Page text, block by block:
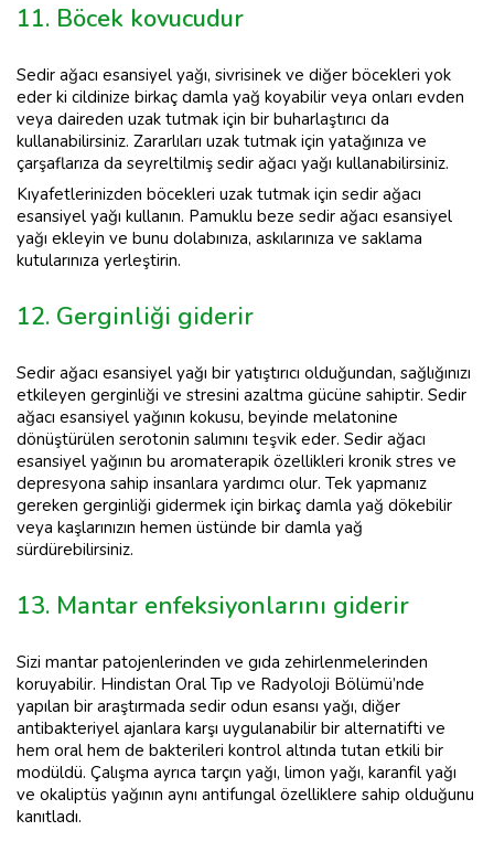
11. Böcek kovucudur
Sedir ağacı esansiyel yağı, sivrisinek ve diğer böcekleri yok
eder ki cildinize birkaç damla yağ koyabilir veya onları evden
veya daireden uzak tutmak için bir buharlaştırıcı da
kullanabilirsiniz. Zararlıları uzak tutmak için yatağınıza ve
çarşaflarıza da seyreltilmiş sedir ağacı yağı kullanabilirsiniz.
Kıyafetlerinizden böcekleri uzak tutmak için sedir ağacı
esansiyel yağı kullanın. Pamuklu beze sedir ağacı esansiyel
yağı ekleyin ve bunu dolabınıza, askılarınıza ve saklama
kutularınıza yerleştirin.
12. Gerginliği giderir
Sedir ağacı esansiyel yağı bir yatıştırıcı olduğundan, sağlığınızı
etkileyen gerginliği ve stresini azaltma gücüne sahiptir. Sedir
ağacı esansiyel yağının kokusu, beyinde melatonine
dönüştürülen serotonin salımını teşvik eder. Sedir ağacı
esansiyel yağının bu aromaterapik özellikleri kronik stres ve
depresyona sahip insanlara yardımcı olur. Tek yapmanız
gereken gerginliği gidermek için birkaç damla yağ dökebilir
veya kaşlarınızın hemen üstünde bir damla yağ
sürdürebilirsiniz.
13. Mantar enfeksiyonlarını giderir
Sizi mantar patojenlerinden ve gıda zehirlenmelerinden
koruyabilir. Hindistan Oral Tıp ve Radyoloji Bölümü’nde
yapılan bir araştırmada sedir odun esansı yağı, diğer
antibakteriyel ajanlara karşı uygulanabilir bir alternatifti ve
hem oral hem de bakterileri kontrol altında tutan etkili bir
modüldü. Çalışma ayrıca tarçın yağı, limon yağı, karanfil yağı
ve okaliptüs yağının aynı antifungal özelliklere sahip olduğunu
kanıtladı.